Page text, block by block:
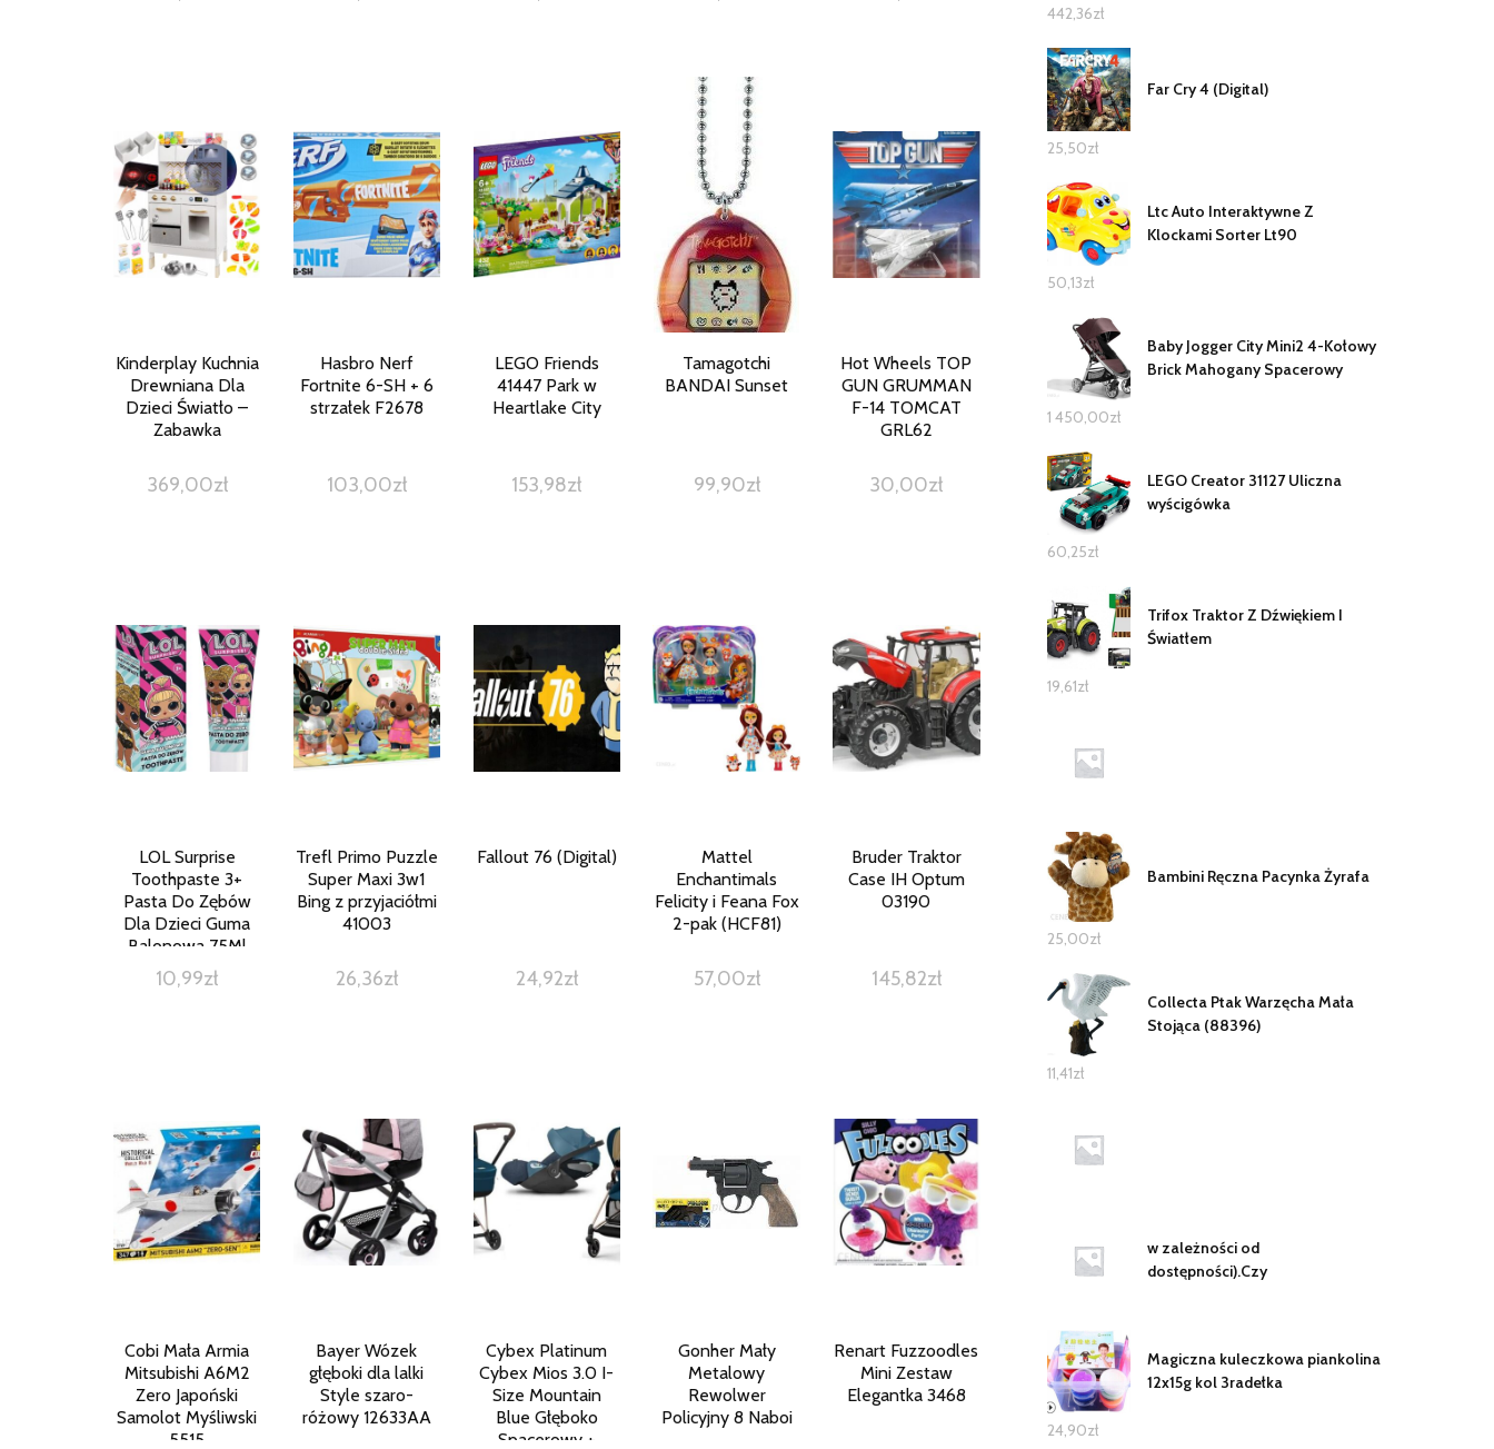
Kinderplay Kuchnia
Drewniana Dla
Dzieci Światło –
Zabawka
369,00zł
Hasbro Nerf
Fortnite 6-SH + 6
strzałek F2678
103,00zł
LEGO Friends
41447 Park w
Heartlake City
153,98zł
Tamagotchi
BANDAI Sunset
99,90zł
Hot Wheels TOP
GUN GRUMMAN
F-14 TOMCAT
GRL62
30,00zł
LOL Surprise
Toothpaste 3+
Pasta Do Zębów
Dla Dzieci Guma
Balonowa 75Ml
10,99zł
Trefl Primo Puzzle
Super Maxi 3w1
Bing z przyjaciółmi
41003
26,36zł
Fallout 76 (Digital)
24,92zł
Mattel
Enchantimals
Felicity i Feana Fox
2-pak (HCF81)
57,00zł
Bruder Traktor
Case IH Optum
03190
145,82zł
Cobi Mała Armia
Mitsubishi A6M2
Zero Japoński
Samolot Myśliwski
5515
Bayer Wózek
głęboki dla lalki
Style szaro-
różowy 12633AA
Cybex Platinum
Cybex Mios 3.0 I-
Size Mountain
Blue Głęboko
Spacerowy +
Gonher Mały
Metalowy
Rewolwer
Policyjny 8 Naboi
Renart Fuzzoodles
Mini Zestaw
Elegantka 3468
442,36zł
Far Cry 4 (Digital)
25,50zł
Ltc Auto Interaktywne Z
Klockami Sorter Lt90
50,13zł
Baby Jogger City Mini2 4-Kołowy
Brick Mahogany Spacerowy
1 450,00zł
LEGO Creator 31127 Uliczna
wyścigówka
60,25zł
Trifox Traktor Z Dźwiękiem I
Światłem
19,61zł
Bambini Ręczna Pacynka Żyrafa
25,00zł
Collecta Ptak Warzęcha Mała
Stojąca (88396)
11,41zł
w zależności od
dostępności).Czy
Magiczna kuleczkowa piankolina
12x15g kol 3radełka
24,90zł